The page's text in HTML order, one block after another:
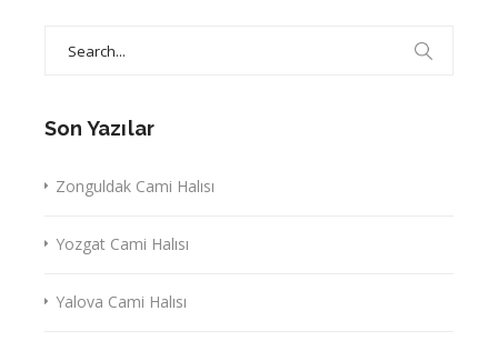
Son Yazılar
Zonguldak Cami Halısı
Yozgat Cami Halısı
Yalova Cami Halısı